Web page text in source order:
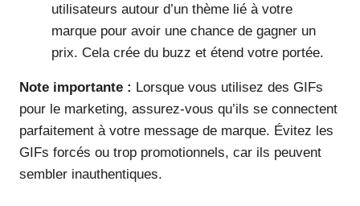
utilisateurs autour d’un thème lié à votre
marque pour avoir une chance de gagner un
prix. Cela crée du buzz et étend votre portée.
Note importante : Lorsque vous utilisez des GIFs
pour le marketing, assurez-vous qu’ils se connectent
parfaitement à votre message de marque. Évitez les
GIFs forcés ou trop promotionnels, car ils peuvent
sembler inauthentiques.